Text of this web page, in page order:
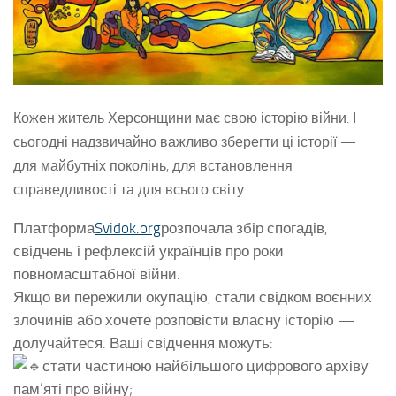
Кожен житель Херсонщини має свою історію війни. І
сьогодні надзвичайно важливо зберегти ці історії —
для майбутніх поколінь, для встановлення
справедливості та для всього світу.
ПлатформаSvidok.orgрозпочала збір спогадів,
свідчень і рефлексій українців про роки
повномасштабної війни.
Якщо ви пережили окупацію, стали свідком воєнних
злочинів або хочете розповісти власну історію —
долучайтеся. Ваші свідчення можуть:
стати частиною найбільшого цифрового архіву
пам’яті про війну;